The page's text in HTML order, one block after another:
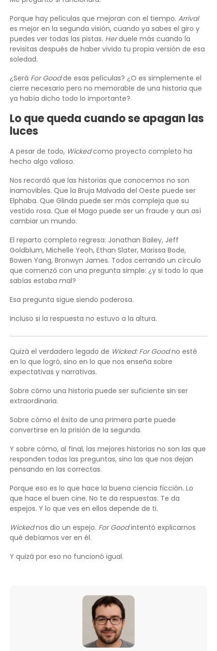
Porque hay películas que mejoran con el tiempo. Arrival
es mejor en la segunda visión, cuando ya sabes el giro y
puedes ver todas las pistas. Herduele más cuando la
revisitas después de haber vivido tu propia versión de esa
soledad.
¿Será For Goodde esas películas? ¿O es simplemente el
cierre necesario pero no memorable de una historia que
ya había dicho todo lo importante?
Lo que queda cuando se apagan las
luces
A pesar de todo, Wickedcomo proyecto completo ha
hecho algo valioso.
Nos recordó que las historias que conocemos no son
inamovibles. Que la Bruja Malvada del Oeste puede ser
Elphaba. Que Glinda puede ser más compleja que su
vestido rosa. Que el Mago puede ser un fraude y aun así
cambiar un mundo.
El reparto completo regresa: Jonathan Bailey, Jeff
Goldblum, Michelle Yeoh, Ethan Slater, Marissa Bode,
Bowen Yang, Bronwyn James. Todos cerrando un círculo
que comenzó con una pregunta simple: ¿y si todo lo que
sabías estaba mal?
Esa pregunta sigue siendo poderosa.
Incluso si la respuesta no estuvo a la altura.
Quizá el verdadero legado de Wicked: For Goodno esté
en lo que logró, sino en lo que nos enseña sobre
expectativas y narrativas.
Sobre cómo una historia puede ser suficiente sin ser
extraordinaria.
Sobre cómo el éxito de una primera parte puede
convertirse en la prisión de la segunda.
Y sobre cómo, al final, las mejores historias no son las que
responden todas las preguntas, sino las que nos dejan
pensando en las correctas.
Porque eso es lo que hace la buena ciencia ficción. Lo
que hace el buen cine. No te da respuestas. Te da
espejos. Y lo que ves en ellos depende de ti.
Wickednos dio un espejo. For Goodintentó explicarnos
qué debíamos ver en él.
Y quizá por eso no funcionó igual.